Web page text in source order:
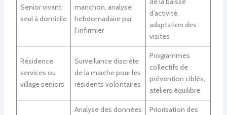
Senior vivant
seul à domicile
manchon, analyse
hebdomadaire par
l’infirmier
d’activité,
adaptation des
visites
Résidence
services ou
village seniors
Surveillance discrète
de la marche pour les
résidents volontaires
Programmes
collectifs de
prévention ciblés,
ateliers équilibre
Analyse des données
Priorisation des